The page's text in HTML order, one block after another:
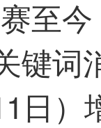
至
键
日）